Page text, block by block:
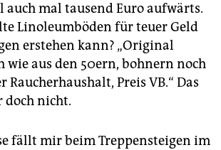
mal tausend Euro aufwärts.
Linoleumböden für teuer Geld
erstehen kann? „Original
wie aus den 50ern, bohnern noch
Raucherhaushalt, Preis VB.“ Das
doch nicht.
fällt mir beim Treppensteigen im